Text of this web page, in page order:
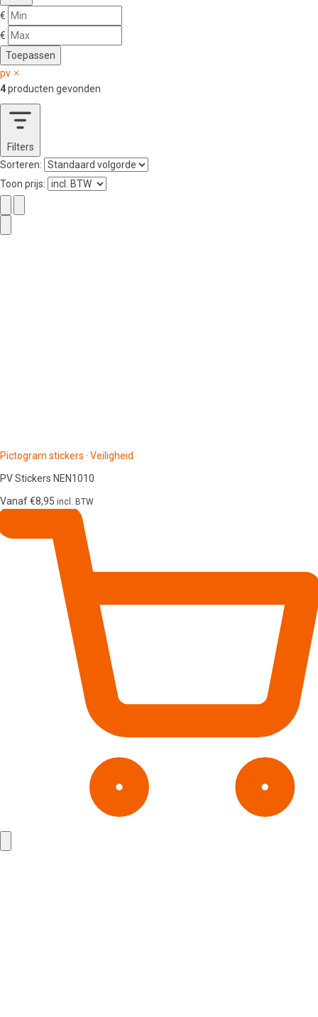
€
€
Toepassen
pv
4producten gevonden
Filters
Sorteren:
Toon prijs:
Pictogram stickers · Veiligheid
PV Stickers NEN1010
Vanaf€8,95 incl. BTW